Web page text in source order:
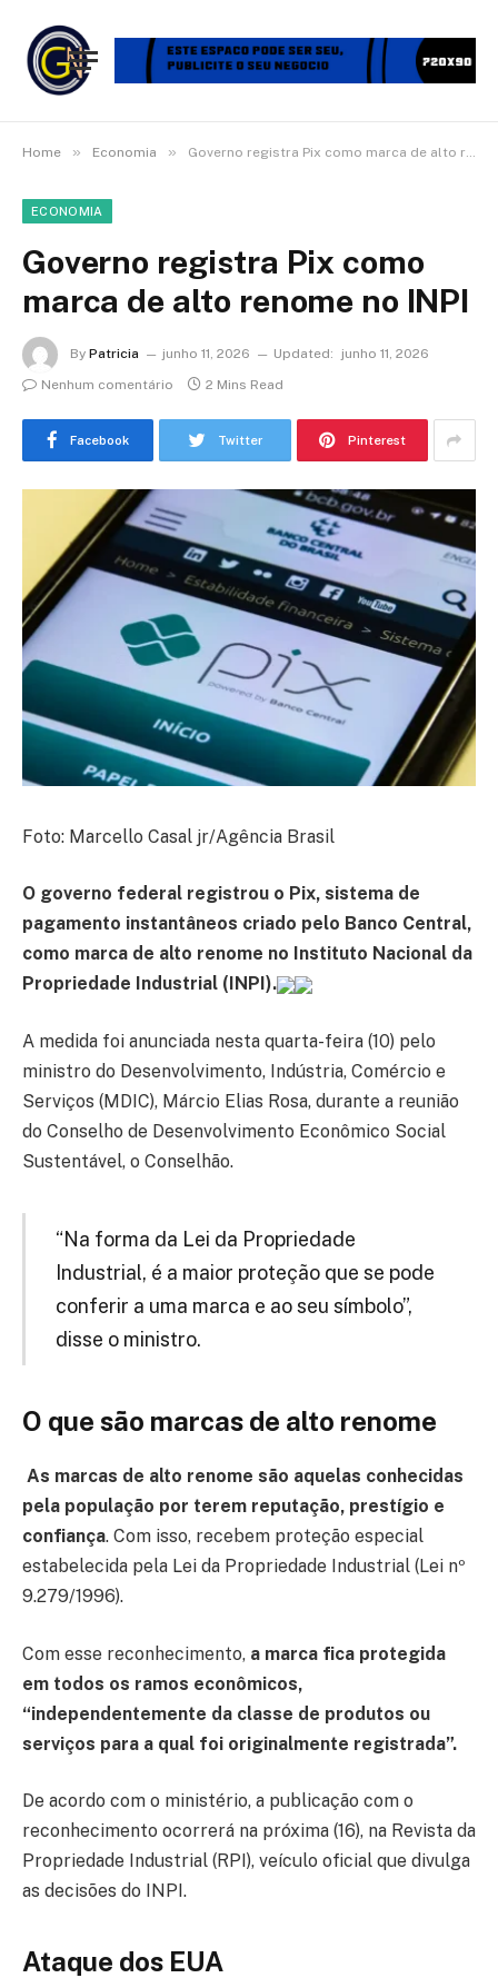
Home » Economia » Governo registra Pix como marca de alto renome no INPI
ECONOMIA
Governo registra Pix como
marca de alto renome no INPI
By Patricia junho 11, 2026 Updated:
junho 11, 2026
Nenhum comentário
2 Mins Read
Facebook Twitter Pinterest
Foto: Marcello Casal jr/Agência Brasil
O governo federal registrou o Pix, sistema de
pagamento instantâneos criado pelo Banco Central,
como marca de alto renome no Instituto Nacional da
Propriedade Industrial (INPI).
A medida foi anunciada nesta quarta-feira (10) pelo
ministro do Desenvolvimento, Indústria, Comércio e
Serviços (MDIC), Márcio Elias Rosa, durante a reunião
do Conselho de Desenvolvimento Econômico Social
Sustentável, o Conselhão.
“Na forma da Lei da Propriedade
Industrial, é a maior proteção que se pode
conferir a uma marca e ao seu símbolo”,
disse o ministro.
O que são marcas de alto renome
As marcas de alto renome são aquelas conhecidas
pela população por terem reputação, prestígio e
confiança. Com isso, recebem proteção especial
estabelecida pela Lei da Propriedade Industrial (Lei nº
9.279/1996).
Com esse reconhecimento, a marca fica protegida
em todos os ramos econômicos,
“independentemente da classe de produtos ou
serviços para a qual foi originalmente registrada”.
De acordo com o ministério, a publicação com o
reconhecimento ocorrerá na próxima (16), na Revista da
Propriedade Industrial (RPI), veículo oficial que divulga
as decisões do INPI.
Ataque dos EUA